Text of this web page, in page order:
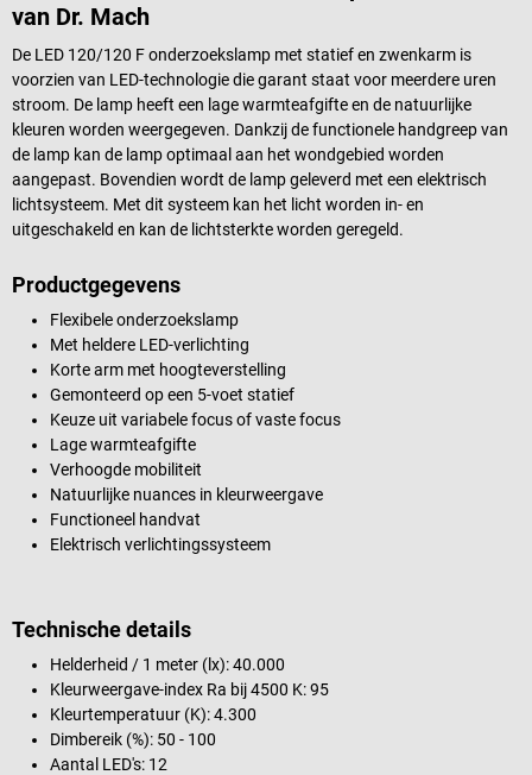
van Dr. Mach
De LED 120/120 F onderzoekslamp met statief en zwenkarm is
voorzien van LED-technologie die garant staat voor meerdere uren
stroom. De lamp heeft een lage warmteafgifte en de natuurlijke
kleuren worden weergegeven. Dankzij de functionele handgreep van
de lamp kan de lamp optimaal aan het wondgebied worden
aangepast. Bovendien wordt de lamp geleverd met een elektrisch
lichtsysteem. Met dit systeem kan het licht worden in- en
uitgeschakeld en kan de lichtsterkte worden geregeld.
Productgegevens
Flexibele onderzoekslamp
Met heldere LED-verlichting
Korte arm met hoogteverstelling
Gemonteerd op een 5-voet statief
Keuze uit variabele focus of vaste focus
Lage warmteafgifte
Verhoogde mobiliteit
Natuurlijke nuances in kleurweergave
Functioneel handvat
Elektrisch verlichtingssysteem
Technische details
Helderheid / 1 meter (lx): 40.000
Kleurweergave-index Ra bij 4500 K: 95
Kleurtemperatuur (K): 4.300
Dimbereik (%): 50 - 100
Aantal LED's: 12